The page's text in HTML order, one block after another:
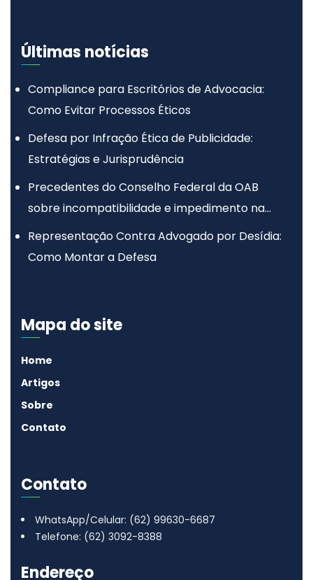
Últimas notícias
Compliance para Escritórios de Advocacia:
Como Evitar Processos Éticos
Defesa por Infração Ética de Publicidade:
Estratégias e Jurisprudência
Precedentes do Conselho Federal da OAB
sobre incompatibilidade e impedimento na
advocacia
Representação Contra Advogado por Desídia:
Como Montar a Defesa
Mapa do site
Home
Artigos
Sobre
Contato
Contato
WhatsApp/Celular: (62) 99630-6687
Telefone: (62) 3092-8388
Endereço